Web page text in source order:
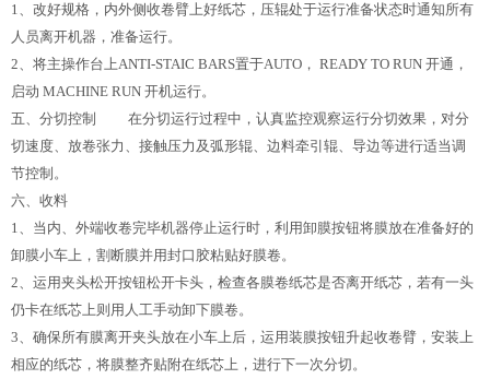
1、改好规格，内外侧收卷臂上好纸芯，压辊处于运行准备状态时通知所有
人员离开机器，准备运行。
2、将主操作台上ANTI-STAIC BARS置于AUTO， READY TO RUN 开通，
启动 MACHINE RUN 开机运行。
五、分切控制 在分切运行过程中，认真监控观察运行分切效果，对分
切速度、放卷张力、接触压力及弧形辊、边料牵引辊、导边等进行适当调
节控制。
六、收料
1、当内、外端收卷完毕机器停止运行时，利用卸膜按钮将膜放在准备好的
卸膜小车上，割断膜并用封口胶粘贴好膜卷。
2、运用夹头松开按钮松开卡头，检查各膜卷纸芯是否离开纸芯，若有一头
仍卡在纸芯上则用人工手动卸下膜卷。
3、确保所有膜离开夹头放在小车上后，运用装膜按钮升起收卷臂，安装上
相应的纸芯，将膜整齐贴附在纸芯上，进行下一次分切。